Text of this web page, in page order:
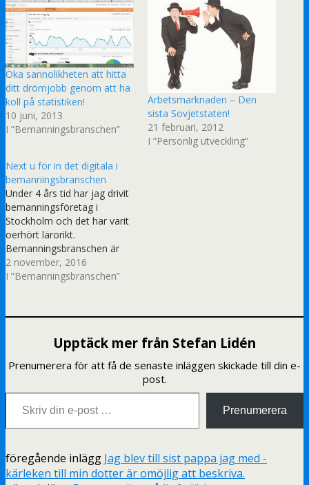
Öka sannolikheten att hitta
ditt drömjobb genom att ha
koll på statistiken!
10 juni, 2013
I ”Bemanningsbranschen”
Arbetsmarknaden – Den
sista Sovjetstaten!
21 februari, 2012
I ”Personlig utveckling”
Next u för in det digitala i
bemanningsbranschen
Under 4 års tid har jag drivit
bemanningsföretag i
Stockholm och det har varit
oerhört lärorikt.
Bemanningsbranschen är
precis som många andra
branscher, unik i sitt sätt att
det är människor i alla lägen.
handlar det om att köpare…
2 november, 2016
I ”Bemanningsbranschen”
Upptäck mer från Stefan Lidén
Prenumerera för att få de senaste inläggen skickade till din e-
post.
Skriv din e-post …
Prenumerera
föregående inlägg Jag blev till sist pappa jag med -
kärleken till min dotter är omöjlig att beskriva.